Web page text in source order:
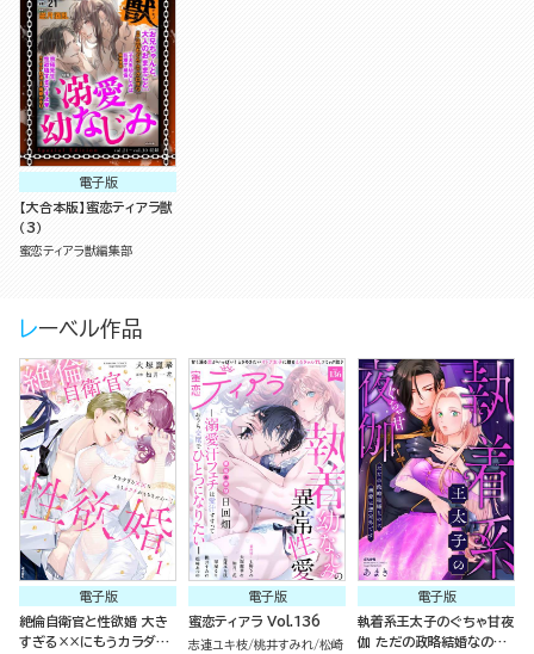
電子版
【大合本版】蜜恋ティアラ獣
（3）
蜜恋ティアラ獣編集部
レーベル作品
電子版
絶倫自衛官と性欲婚 大き
すぎる××にもうカラダが
電子版
蜜恋ティアラ Vol.136
志連ユキ枝 桃井すみれ 松崎
電子版
執着系王太子のぐちゃ甘夜
伽 ただの政略結婚なのに